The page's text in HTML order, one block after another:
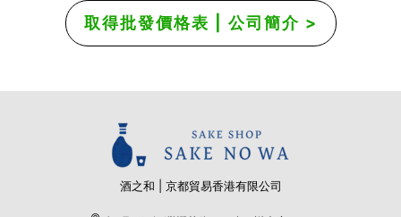
取得批發價格表 | 公司簡介 >
酒之和 | 京都貿易香港有限公司